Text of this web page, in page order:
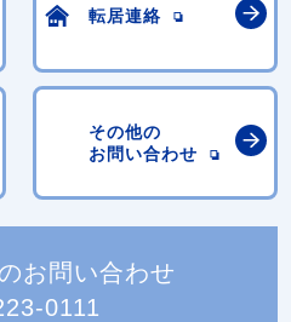
転居連絡
その他の
お問い合わせ
お問い合わせ
0111